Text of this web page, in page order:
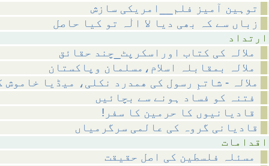
توہین آمیز فلم__امریکی سازش
زباں سے کہ بھی دیا لا الٰہ تو کیا حاصل
ملالہ - شاتمِ رسول کی ھمدرد نکلی، میڈیا خاموش
قادیانی گروہ کی عالمی سرگرمیاں